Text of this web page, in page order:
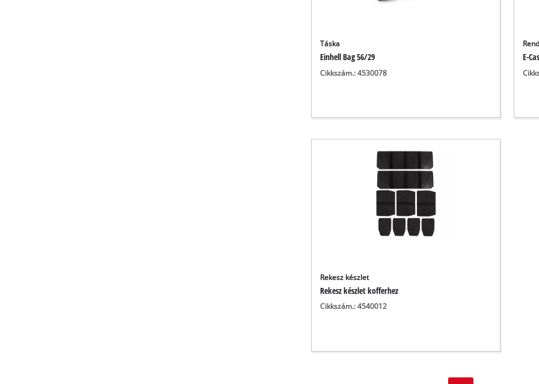
Táska
Einhell Bag 56/29
Cikkszám.: 4530078
E-
Rekesz készlet
Rekesz készlet kofferhez
Cikkszám.: 4540012